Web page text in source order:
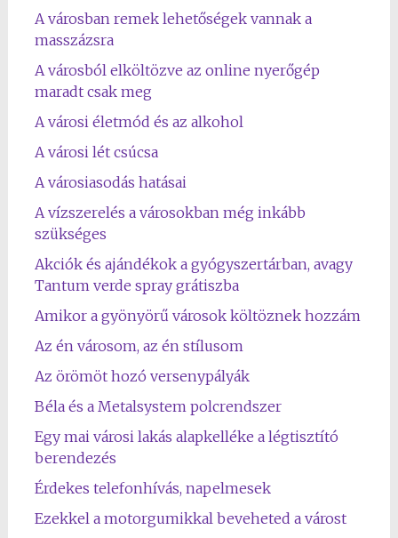
A városban remek lehetőségek vannak a
masszázsra
A városból elköltözve az online nyerőgép
maradt csak meg
A városi életmód és az alkohol
A városi lét csúcsa
A városiasodás hatásai
A vízszerelés a városokban még inkább
szükséges
Akciók és ajándékok a gyógyszertárban, avagy
Tantum verde spray grátiszba
Amikor a gyönyörű városok költöznek hozzám
Az én városom, az én stílusom
Az örömöt hozó versenypályák
Béla és a Metalsystem polcrendszer
Egy mai városi lakás alapkelléke a légtisztító
berendezés
Érdekes telefonhívás, napelmesek
Ezekkel a motorgumikkal beveheted a várost